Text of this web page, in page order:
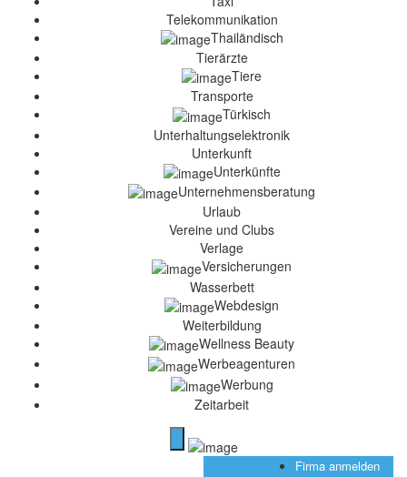
Telekommunikation
Thailändisch
Tierärzte
Tiere
Transporte
Türkisch
Unterhaltungselektronik
Unterkunft
Unterkünfte
Unternehmensberatung
Urlaub
Vereine und Clubs
Verlage
Versicherungen
Wasserbett
Webdesign
Weiterbildung
Wellness Beauty
Werbeagenturen
Werbung
Zeitarbeit
Firma anmelden